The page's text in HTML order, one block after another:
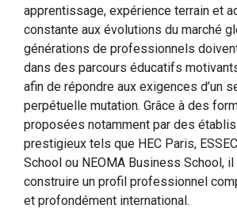
apprentissage, expérience terrain et
constante aux évolutions du marché
générations de professionnels
dans des parcours éducatifs
afin de répondre aux exigences d’un
perpétuelle mutation. Grâce à des
proposées notamment par des
prestigieux tels que HEC Paris,
School ou NEOMA Business School,
construire un profil professionnel
et profondément international.